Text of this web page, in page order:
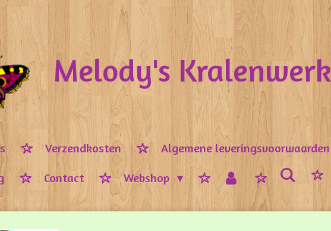
Melody's Kralenwerk
Verzendkosten
Algemene leveringsvoorwaarden
Contact Webshop